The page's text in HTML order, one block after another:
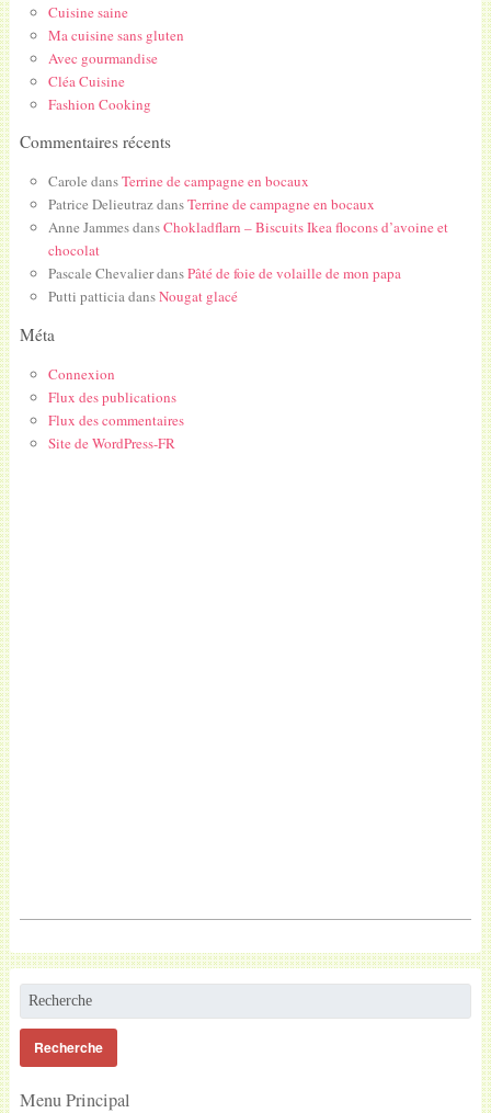
Cuisine saine
Ma cuisine sans gluten
Avec gourmandise
Cléa Cuisine
Fashion Cooking
Commentaires récents
Carole dansTerrine de campagne en bocaux
Patrice DelieutrazdansTerrine de campagne en bocaux
Anne JammesdansChokladflarn – Biscuits Ikea flocons d’avoine et
chocolat
Pascale ChevalierdansPâté de foie de volaille de mon papa
Putti patticiadansNougat glacé
Méta
Connexion
Flux des publications
Flux des commentaires
Site de WordPress-FR
Menu Principal